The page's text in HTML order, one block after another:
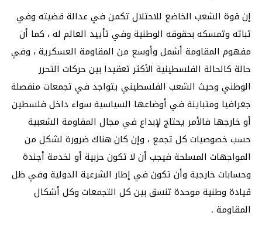
إن قوة الشعب الخاضع للاحتلال تكمن في عدالة قضيته وفي
ثباته وتمسكه بحقوقه الوطنية وفي تأييد العالم له ، كما أن
مفهوم المقاومة أشمل وأوسع من المقاومة العسكرية ، وفي
حالة كالحالة الفلسطينية الأكثر تعقيدا بين حركات التحرر
الوطني وحيث الشعب الفلسطيني يتواجد في تجمعات منفصلة
جغرافيا ومتباينة في أوضاعها السياسية سواء داخل فلسطين
أو خارجها فالأمر يحتاج لإبداع في مجال المقاومة الشعبية
حسب خصوصيات كل تجمع ، وإن كان هناك ضرورة لشكل من
المواجهات المسلحة فيجب أن لا تكون حزبية أو لخدمة أجندة
وحسابات خارجية وأن تكون في إطار الشرعية الدولية وفي ظل
قيادة وطنية موحدة تنسق بين كل التجمعات وكل أشكال
المقاومة .